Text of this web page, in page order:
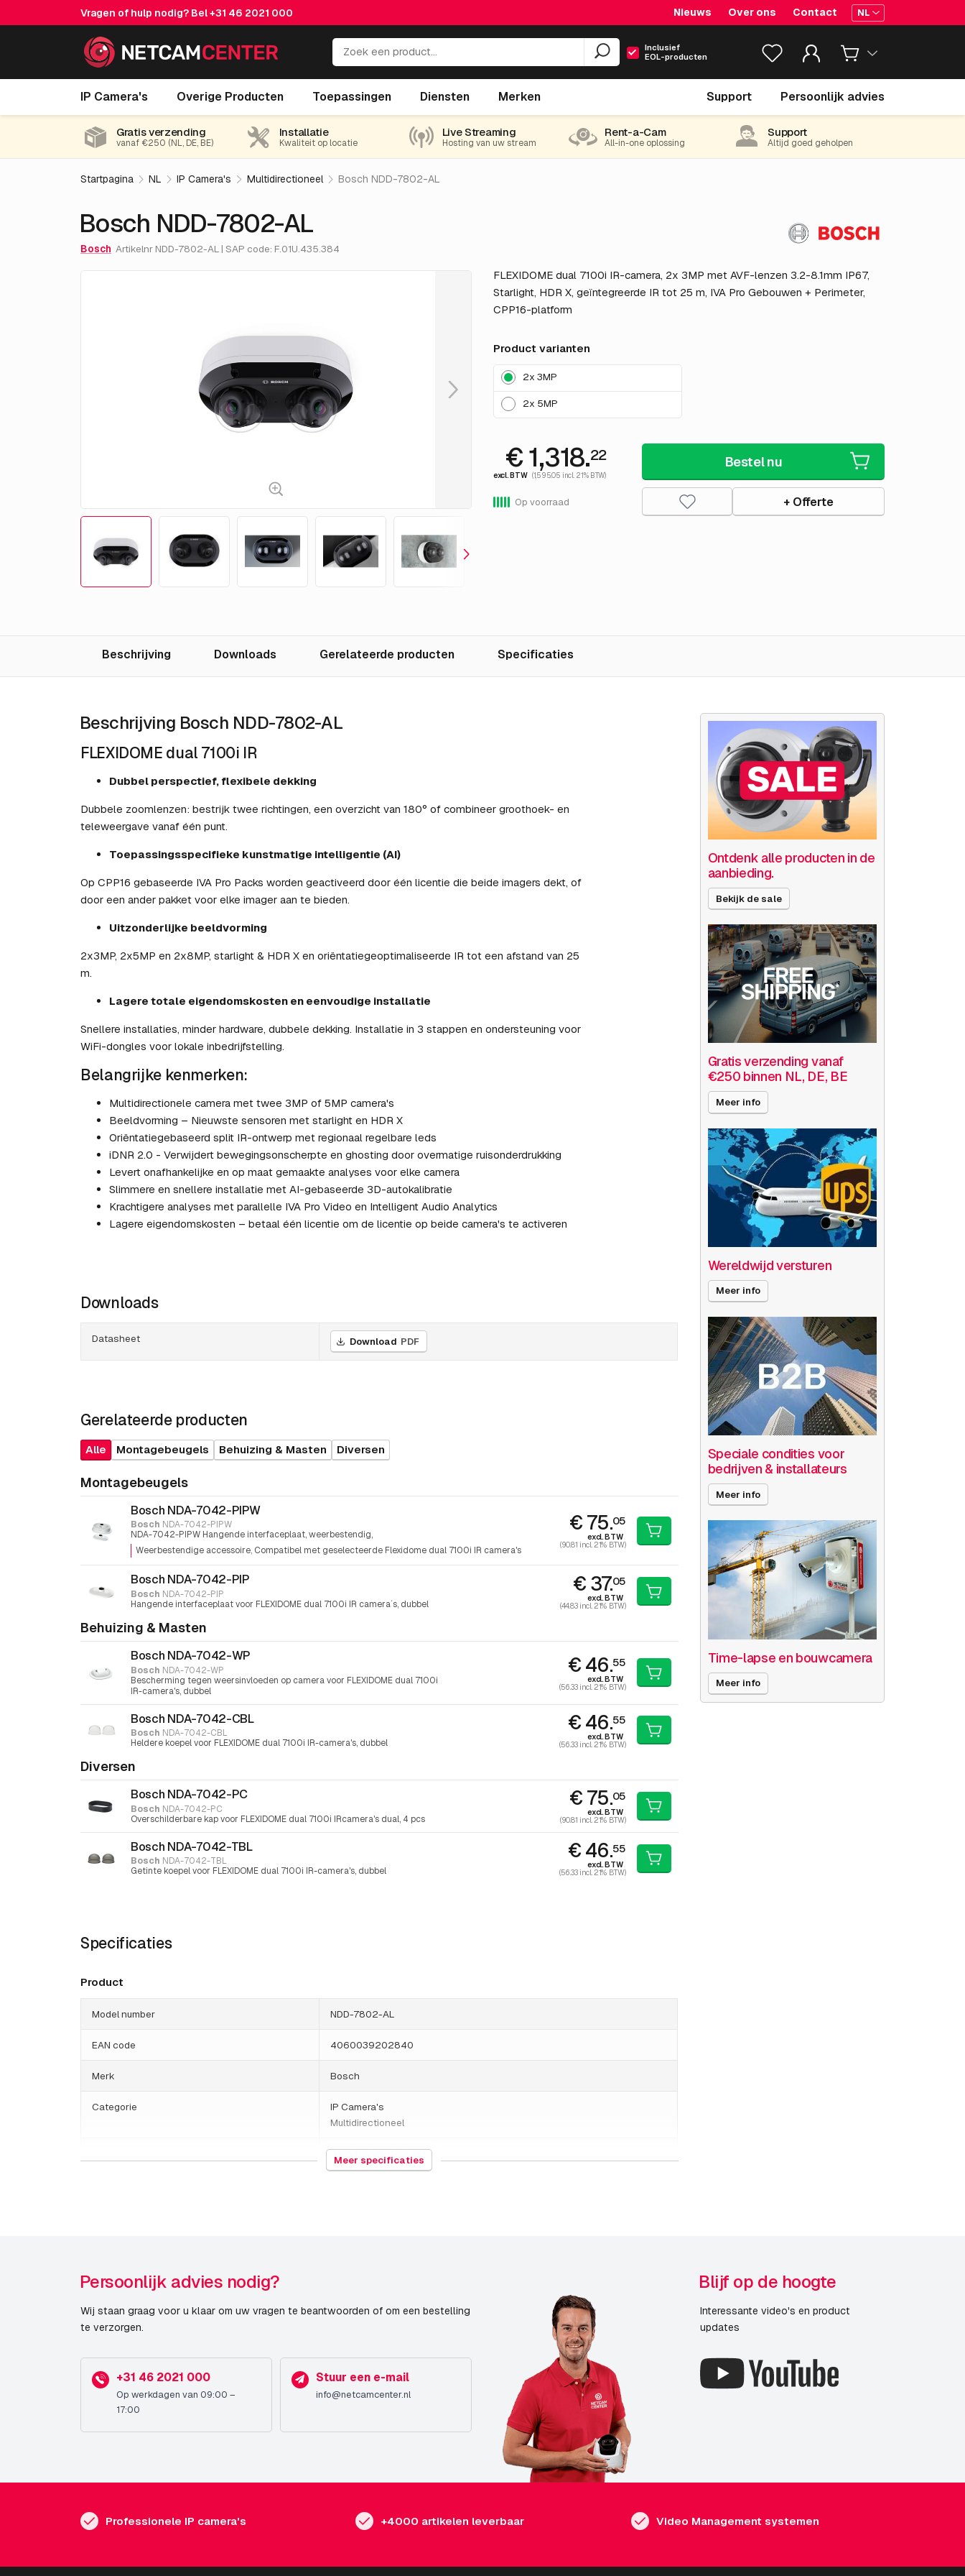
Vragen of hulp nodig? Bel+31 46 2021 000 Nieuws Over ons Contact NL
Inclusief
EOL-producten
IP Camera's Overige Producten Toepassingen Diensten Merken Support Persoonlijk advies
Bosch NDD-7802-AL € 1,318.22
Gratis verzending
vanaf €250 (NL, DE, BE)
Installatie
Kwaliteit op locatie
Live Streaming
Hosting van uw stream
Rent-a-Cam
All-in-one oplossing
Support
Altijd goed geholpen
Startpagina NL IP Camera's Multidirectioneel Bosch NDD-7802-AL
Bosch NDD-7802-AL
Bosch Artikelnr NDD-7802-AL | SAP code: F.01U.435.384
FLEXIDOME dual 7100i IR-camera, 2x 3MP met AVF-lenzen 3.2-8.1mm IP67,
Starlight, HDR X, geïntegreerde IR tot 25 m, IVA Pro Gebouwen + Perimeter,
CPP16-platform
Product varianten
2x 3MP
2x 5MP
€ 1,318.22
excl. BTW (1,595.05 incl. 21% BTW)
Op voorraad
Bestel nu
+ Offerte
Beschrijving Downloads Gerelateerde producten Specificaties
Beschrijving Bosch NDD-7802-AL
FLEXIDOME dual 7100i IR
Dubbel perspectief, flexibele dekking
Dubbele zoomlenzen: bestrijk twee richtingen, een overzicht van 180° of combineer groothoek- en
teleweergave vanaf één punt.
Toepassingsspecifieke kunstmatige intelligentie (AI)
Op CPP16 gebaseerde IVA Pro Packs worden geactiveerd door één licentie die beide imagers dekt, of
door een ander pakket voor elke imager aan te bieden.
Uitzonderlijke beeldvorming
2x3MP, 2x5MP en 2x8MP, starlight & HDR X en oriëntatiegeoptimaliseerde IR tot een afstand van 25
m.
Lagere totale eigendomskosten en eenvoudige installatie
Snellere installaties, minder hardware, dubbele dekking. Installatie in 3 stappen en ondersteuning voor
WiFi-dongles voor lokale inbedrijfstelling.
Belangrijke kenmerken:
Multidirectionele camera met twee 3MP of 5MP camera's
Beeldvorming – Nieuwste sensoren met starlight en HDR X
Oriëntatiegebaseerd split IR-ontwerp met regionaal regelbare leds
iDNR 2.0 - Verwijdert bewegingsonscherpte en ghosting door overmatige ruisonderdrukking
Levert onafhankelijke en op maat gemaakte analyses voor elke camera
Slimmere en snellere installatie met AI-gebaseerde 3D-autokalibratie
Krachtigere analyses met parallelle IVA Pro Video en Intelligent Audio Analytics
Lagere eigendomskosten – betaal één licentie om de licentie op beide camera's te activeren
Downloads
Datasheet Download PDF
Gerelateerde producten
Alle Montagebeugels Behuizing & Masten Diversen
Montagebeugels
Bosch NDA-7042-PIPW
Bosch NDA-7042-PIPW
NDA-7042-PIPW Hangende interfaceplaat, weerbestendig,
Weerbestendige accessoire Compatibel met geselecteerde Flexidome dual 7100i IR camera's
€ 75.05
excl. BTW
(90.81 incl. 21% BTW)
Bosch NDA-7042-PIP
Bosch NDA-7042-PIP
Hangende interfaceplaat voor FLEXIDOME dual 7100i IR camera´s, dubbel
€ 37.05
excl. BTW
(44.83 incl. 21% BTW)
Behuizing & Masten
Bosch NDA-7042-WP
Bosch NDA-7042-WP
Bescherming tegen weersinvloeden op camera voor FLEXIDOME dual 7100i
IR-camera's, dubbel
€ 46.55
excl. BTW
(56.33 incl. 21% BTW)
Bosch NDA-7042-CBL
Bosch NDA-7042-CBL
Heldere koepel voor FLEXIDOME dual 7100i IR-camera's, dubbel
€ 46.55
excl. BTW
(56.33 incl. 21% BTW)
Diversen
Bosch NDA-7042-PC
Bosch NDA-7042-PC
Overschilderbare kap voor FLEXIDOME dual 7100i IRcamera's dual, 4 pcs
€ 75.05
excl. BTW
(90.81 incl. 21% BTW)
Bosch NDA-7042-TBL
Bosch NDA-7042-TBL
Getinte koepel voor FLEXIDOME dual 7100i IR-camera's, dubbel
€ 46.55
excl. BTW
(56.33 incl. 21% BTW)
Specificaties
Product
Model number NDD-7802-AL
EAN code 4060039202840
Merk Bosch
Categorie
IP Camera's
Multidirectioneel
852589
Maximale Beeldhoek
Videocompressie
H264
Diversen Nieuw
Publicatiedatum 08-12-2025
Meer specificaties
Ontdenk alle producten in de
aanbieding.
Bekijk de sale
Gratis verzending vanaf
€250 binnen NL, DE, BE
Meer info
Wereldwijd versturen
Meer info
Speciale condities voor
bedrijven & installateurs
Meer info
Time-lapse en bouwcamera
Meer info
Persoonlijk advies nodig?
Wij staan graag voor u klaar om uw vragen te beantwoorden of om een bestelling
te verzorgen.
+31 46 2021 000
Op werkdagen van 09:00 –
17:00
Stuur een e-mail
info@netcamcenter.nl
Blijf op de hoogte
Interessante video's en product
updates
Professionele IP camera's +4000 artikelen leverbaar Video Management systemen